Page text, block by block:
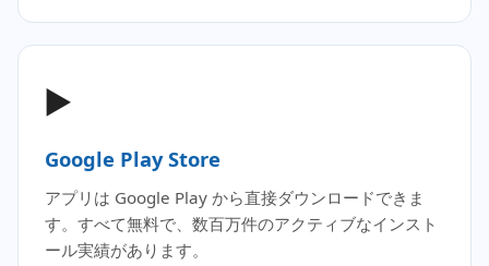
▶️
Google Play Store
アプリは Google Play から直接ダウンロードできま
す。すべて無料で、数百万件のアクティブなインスト
ール実績があります。